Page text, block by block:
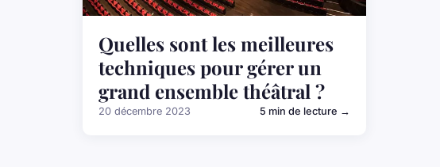
Quelles sont les meilleures
techniques pour gérer un
grand ensemble théâtral ?
20 décembre 2023 5 min de lecture →